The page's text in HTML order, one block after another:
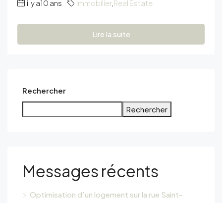
il y a10 ans Immobilier Real Estate
Lire la suite
Rechercher
Rechercher
Messages récents
Optimisation d’un logement sur la rue Saint-